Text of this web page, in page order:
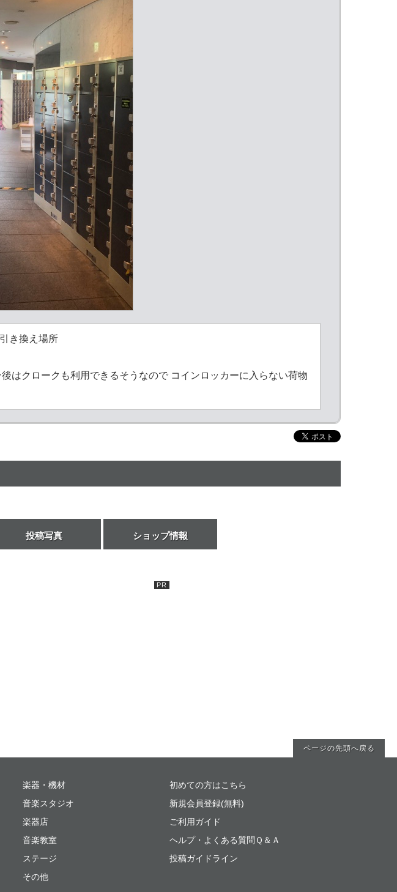
き換え場所
はクロークも利用できるそうなので コインロッカーに入らない荷物
投稿写真 ショップ情報
ページの先頭へ戻る
楽器・機材
音楽スタジオ
楽器店
音楽教室
ステージ
その他
初めての方はこちら
新規会員登録(無料)
ご利用ガイド
ヘルプ・よくある質問Ｑ＆Ａ
投稿ガイドライン